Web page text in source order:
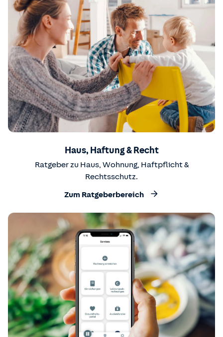
Haus, Haftung & Recht
Ratgeber zu Haus, Wohnung, Haftpflicht &
Rechtsschutz.
Zum Ratgeberbereich